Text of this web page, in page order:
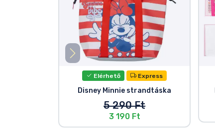
Elérhető Express
Disney Minnie strandtáska
5 290 Ft
3 190 Ft